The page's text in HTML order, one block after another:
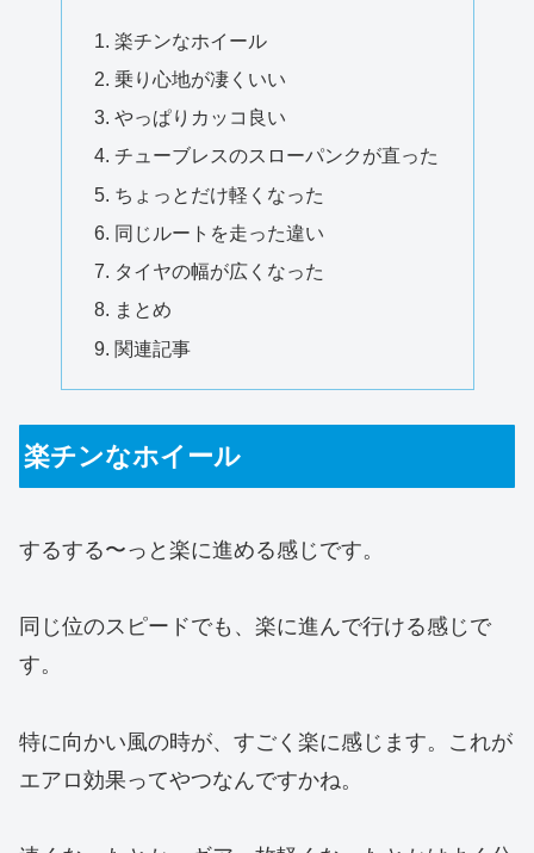
楽チンなホイール
乗り心地が凄くいい
やっぱりカッコ良い
チューブレスのスローパンクが直った
ちょっとだけ軽くなった
同じルートを走った違い
タイヤの幅が広くなった
まとめ
関連記事
楽チンなホイール
するする〜っと楽に進める感じです。
同じ位のスピードでも、楽に進んで行ける感じで
す。
特に向かい風の時が、すごく楽に感じます。これが
エアロ効果ってやつなんですかね。